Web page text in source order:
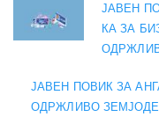
ЈАВЕН
КА ЗА
ЈАВЕН ПОВИК ЗА
ОДРЖЛИВО